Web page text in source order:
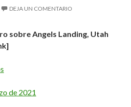
DEJA UN COMENTARIO
sobre Angels Landing, Utah
de 2021